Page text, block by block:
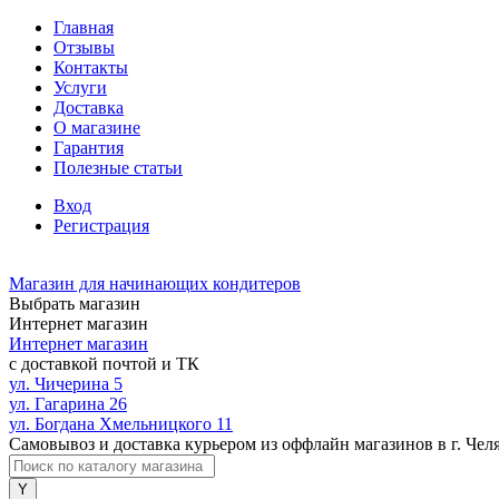
Главная
Отзывы
Контакты
Услуги
Доставка
О магазине
Гарантия
Полезные статьи
Вход
Регистрация
Магазин для начинающих кондитеров
Выбрать магазин
Интернет магазин
Интернет магазин
с доставкой почтой и ТК
ул. Чичерина 5
ул. Гагарина 26
ул. Богдана Хмельницкого 11
Самовывоз и доставка курьером из оффлайн магазинов в г.